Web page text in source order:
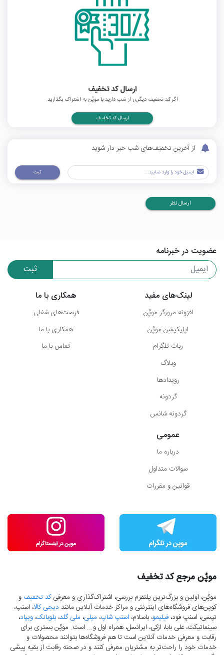
ارسال کد تخفیف
اگر کد تخفیف دیگری از شب دارید با موپُن به اشتراک بگذارید.
ارسال کد تخفیف
از آخرین تخفیف‌های شب خبر دار شوید
ثبت
ارسال نظر
عضویت در خبرنامه
ثبت
لینک‌های مفید
افزونه مرورگر موپُن
اپلیکیشن موپُن
ربات تلگرام
وبلاگ
رویدادها
گردونه
گردونه شانس
همکاری با ما
فرصت‌های شغلی
همکاری با ما
تماس با ما
عمومی
درباره ما
سوالات متداول
قوانین و مقررات
موپُن مرجع کد تخفیف
موپُن، اولین و بزرگ‌ترین پلتفرم بررسی، اشتراک‌گذاری و معرفیکد تخفیف و
کوپن‌های فروشگاه‌های اینترنتی و مراکز خدمات آنلاین مانند دیجی کالا، اسنپ،
تپسی، اسنپ فود، فیلیمو، باسلام، اسنپ شاپ، میلی، ملی گلد، بلوبانک، ویپاد،
سینماتیکت، علی بابا، ازکی، ایرانسل، همراه اول و... است. موپُن بستری برای
رقابت و معرفی خدمات آنلاین است تا هم فروشگاه‌ها بتوانند محصولات و
خدمات خود را راحت‌تر به مشتریان معرفی کنند و در صحنه رقابت از بقیه پیشی